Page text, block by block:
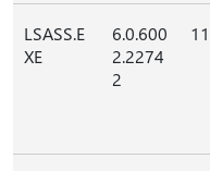
LSASS.E
XE
6.0.600
2.2274
2